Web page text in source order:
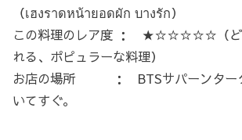
（เฮงราดหน้ายอดผัก บางรัก）
この料理のレア度 ： ★☆☆☆☆☆（ど
れる、ポピュラーな料理）
お店の場所 ： BTSサパーンター
いてすぐ。